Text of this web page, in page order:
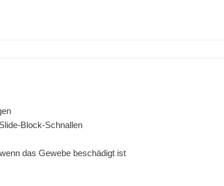
Block-Schnallen
das Gewebe beschädigt ist